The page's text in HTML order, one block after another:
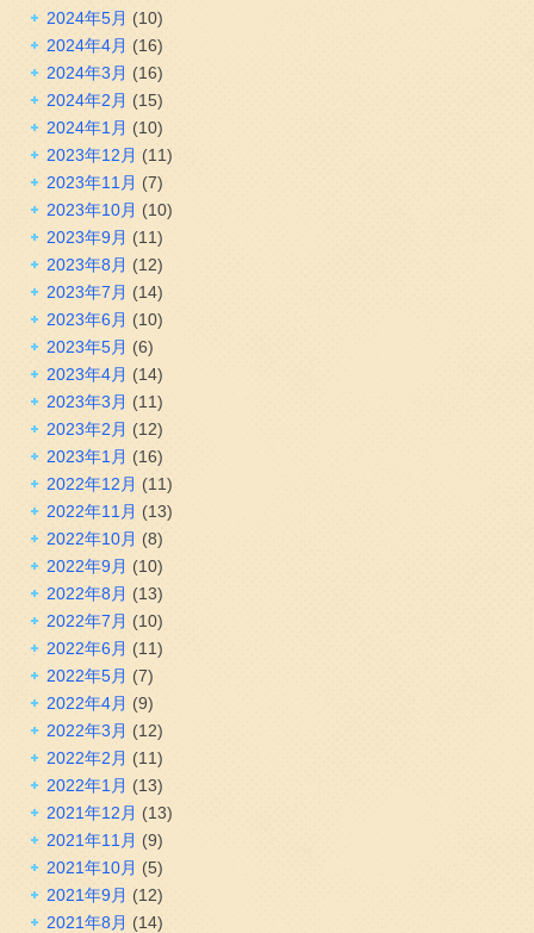
2024年5月 (10)
2024年4月 (16)
2024年3月 (16)
2024年2月 (15)
2024年1月 (10)
2023年12月 (11)
2023年11月 (7)
2023年10月 (10)
2023年9月 (11)
2023年8月 (12)
2023年7月 (14)
2023年6月 (10)
2023年5月 (6)
2023年4月 (14)
2023年3月 (11)
2023年2月 (12)
2023年1月 (16)
2022年12月 (11)
2022年11月 (13)
2022年10月 (8)
2022年9月 (10)
2022年8月 (13)
2022年7月 (10)
2022年6月 (11)
2022年5月 (7)
2022年4月 (9)
2022年3月 (12)
2022年2月 (11)
2022年1月 (13)
2021年12月 (13)
2021年11月 (9)
2021年10月 (5)
2021年9月 (12)
2021年8月 (14)